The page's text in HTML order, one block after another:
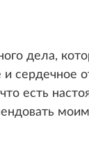
дела,
и сердечное
есть